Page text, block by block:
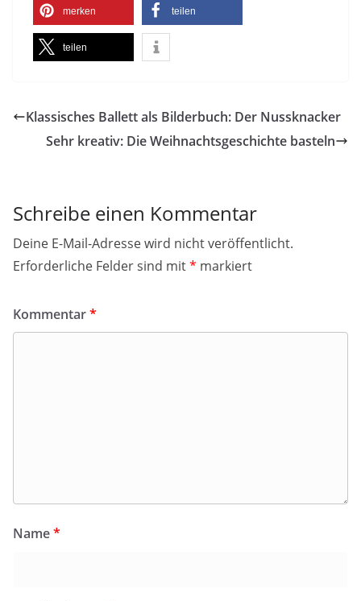
merken teilen
teilen
Klassisches Ballett als Bilderbuch: Der Nussknacker
Sehr kreativ: Die Weihnachtsgeschichte basteln
Schreibe einen Kommentar
Deine E-Mail-Adresse wird nicht veröffentlicht.
Erforderliche Felder sind mit* markiert
Kommentar*
Name*